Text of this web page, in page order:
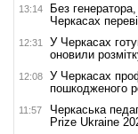
13:14
Без
Черкасах
12:31
У Черкасах
оновили
12:08
У Черкасах
пошкодженого
11:57
Черкаська
Prize Ukraine